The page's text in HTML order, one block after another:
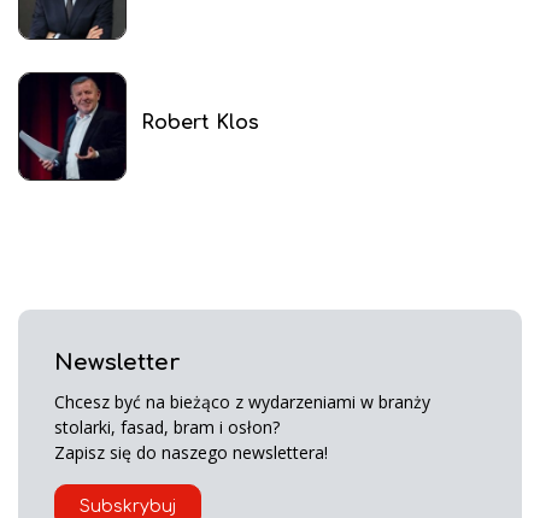
Robert Klos
Newsletter
Chcesz być na bieżąco z wydarzeniami w branży
stolarki, fasad, bram i osłon?
Zapisz się do naszego newslettera!
Subskrybuj